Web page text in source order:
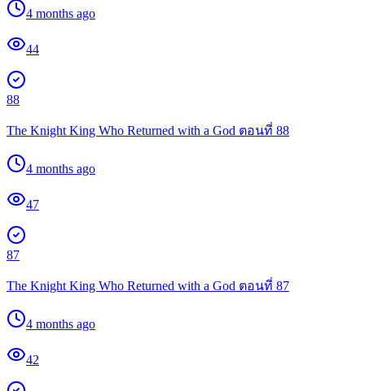
4 months ago
44
88
The Knight King Who Returned with a God ตอนที่ 88
4 months ago
47
87
The Knight King Who Returned with a God ตอนที่ 87
4 months ago
42